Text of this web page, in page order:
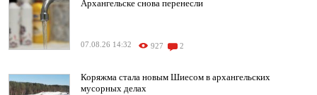
Архангельске снова перенесли
07.08.26 14:32 927 2
Коряжма стала новым Шиесом в архангельских
мусорных делах